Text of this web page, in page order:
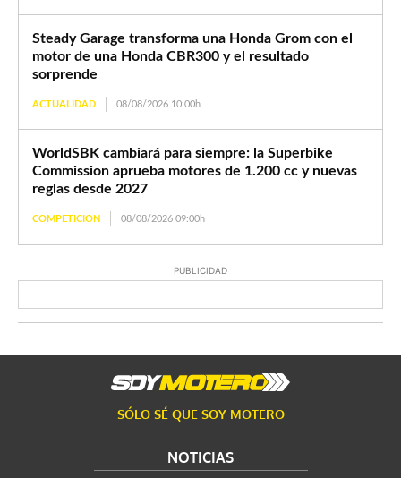
Steady Garage transforma una Honda Grom con el
motor de una Honda CBR300 y el resultado
sorprende
ACTUALIDAD 08/08/2026 10:00h
WorldSBK cambiará para siempre: la Superbike
Commission aprueba motores de 1.200 cc y nuevas
reglas desde 2027
COMPETICION 08/08/2026 09:00h
PUBLICIDAD
SÓLO SÉ QUE SOY MOTERO
NOTICIAS